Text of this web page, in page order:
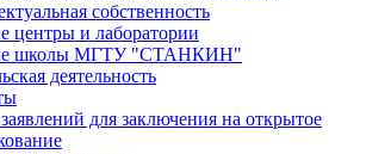
собственность
центры и лаборатории
школы МГТУ "СТАНКИН"
деятельность
для заключения на открытое